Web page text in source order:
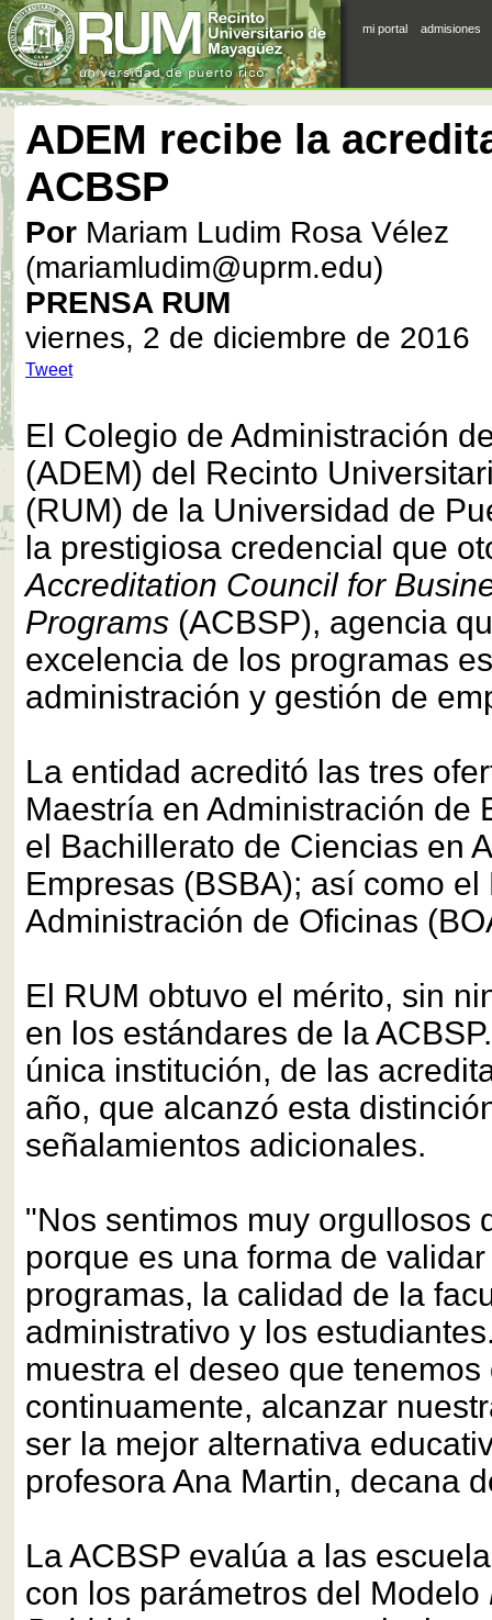
mi portal admisiones
ADEM recibe la
ACBSP
Por Mariam Ludim Rosa Vélez
(mariamludim@uprm.edu)
PRENSA RUM
viernes, 2 de diciembre de 2016
Tweet
El Colegio de Administración
(ADEM) del Recinto
(RUM) de la Universidad de
la prestigiosa credencial que
Accreditation Council for
Programs (ACBSP), agencia
excelencia de los programas
administración y gestión de
La entidad acreditó las tres
Maestría en Administración de
el Bachillerato de Ciencias en
Empresas (BSBA); así como
Administración de Oficinas
El RUM obtuvo el mérito, sin
en los estándares de la
única institución, de las
año, que alcanzó esta
señalamientos adicionales.
"Nos sentimos muy orgullosos
porque es una forma de
programas, la calidad de la
administrativo y los
muestra el deseo que tenemos
continuamente, alcanzar
ser la mejor alternativa
profesora Ana Martin, decana
La ACBSP evalúa a las
con los parámetros del Modelo